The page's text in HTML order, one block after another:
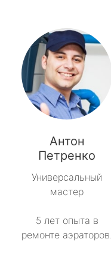
Антон
Петренко
Универсальный
мастер
5 лет опыта в
ремонте аэраторов.